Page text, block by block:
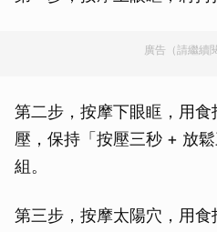
廣告（請繼續
第二步，按摩下眼眶，用
壓，保持「按壓三秒 + 放
組。
第三步，按摩太陽穴，用